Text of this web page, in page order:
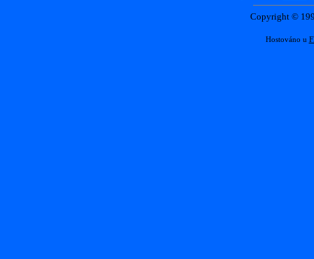
Copyright ©
Hostováno u